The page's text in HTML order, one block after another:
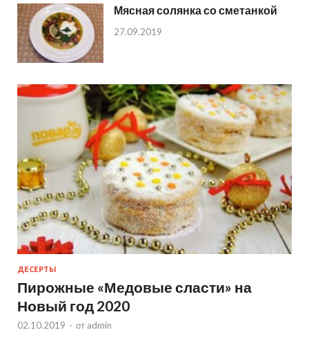
Мясная солянка со сметанкой
27.09.2019
ДЕСЕРТЫ
Пирожные «Медовые сласти» на
Новый год 2020
02.10.2019 - от admin